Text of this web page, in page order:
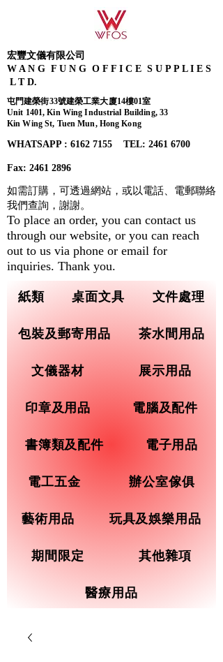
宏豐文儀有限公司
W A N G F U N G O F F I C E S U P P L I E S
L T D.
屯門建榮街33號建榮工業大廈14樓01室
Unit 1401, Kin Wing Industrial Building, 33
Kin Wing St, Tuen Mun, Hong Kong
WHATSAPP : 6162 7155​ TEL: 2461 6700
Fax: 2461 2896
紙類 桌面文具 文件處理
包裝及郵寄用品 茶水間用品
文儀器材 展示用品
印章及用品 電腦及配件
書簿類及配件 電子用品
電工五金 辦公室傢俱
藝術用品 玩具及娛樂用品
期間限定 其他雜項
醫療用品
如需訂購，可透過網站，或以電話、電郵聯絡
我們查詢， 謝謝。
To place an order, you can contact us
through our website, or you can reach
out to us via phone or email for
inquiries. Thank you.